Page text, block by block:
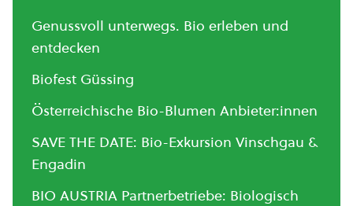
Genussvoll unterwegs. Bio erleben und
entdecken
Biofest Güssing
Österreichische Bio-Blumen Anbieter:innen
SAVE THE DATE: Bio-Exkursion Vinschgau &
Engadin
BIO AUSTRIA Partnerbetriebe: Biologisch